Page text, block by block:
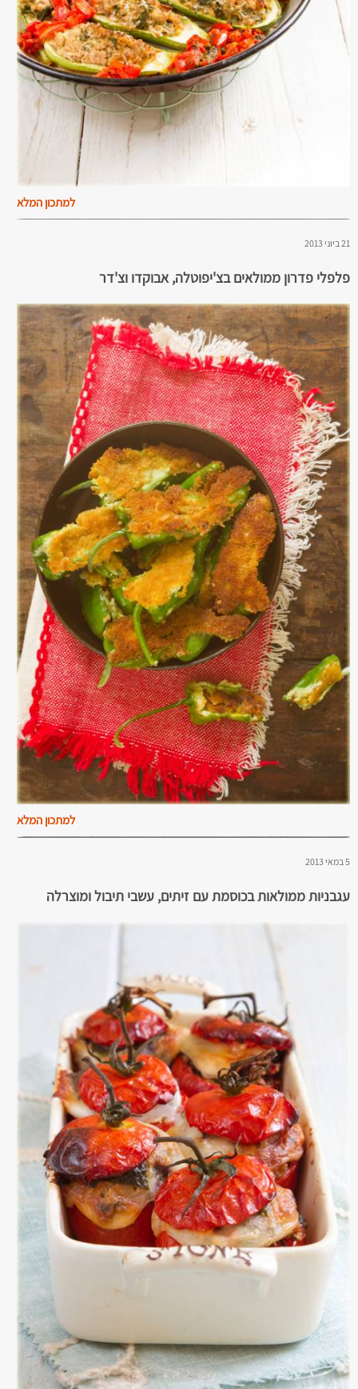
למתכון המלא
21 ביוני 2013
פלפלי פדרון ממולאים בצ'יפוטלה, אבוקדו וצ'דר
למתכון המלא
5 במאי 2013
עגבניות ממולאות בכוסמת עם זיתים, עשבי תיבול ומוצרלה